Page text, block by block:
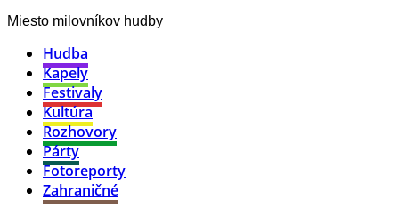
Miesto milovníkov hudby
Hudba
Kapely
Festivaly
Kultúra
Rozhovory
Párty
Fotoreporty
Zahraničné